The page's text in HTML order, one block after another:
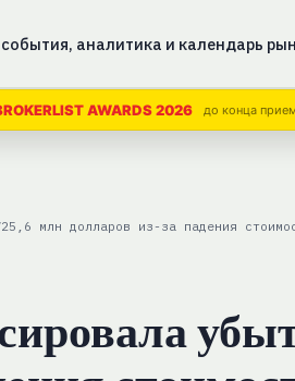
аналитика и календарь
AWARDS 2026 до конца
млн долларов из-за падения